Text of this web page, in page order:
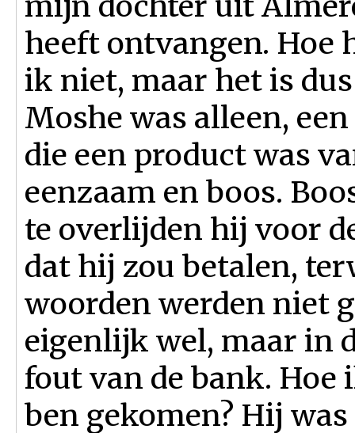
heeft ontvangen. Hoe
ik niet, maar het is
Moshe was alleen,
die een product was
eenzaam en boos.
te overlijden hij voor
dat hij zou betalen,
woorden werden niet
eigenlijk wel, maar in
fout van de bank. Hoe
ben gekomen? Hij